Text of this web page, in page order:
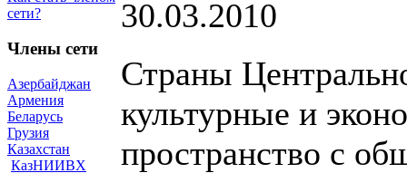
сети?
Члены сети
Азербайджан
Армения
Беларусь
Грузия
Казахстан
КазНИИВХ
30.03.2010
Страны
культурные и
пространство с